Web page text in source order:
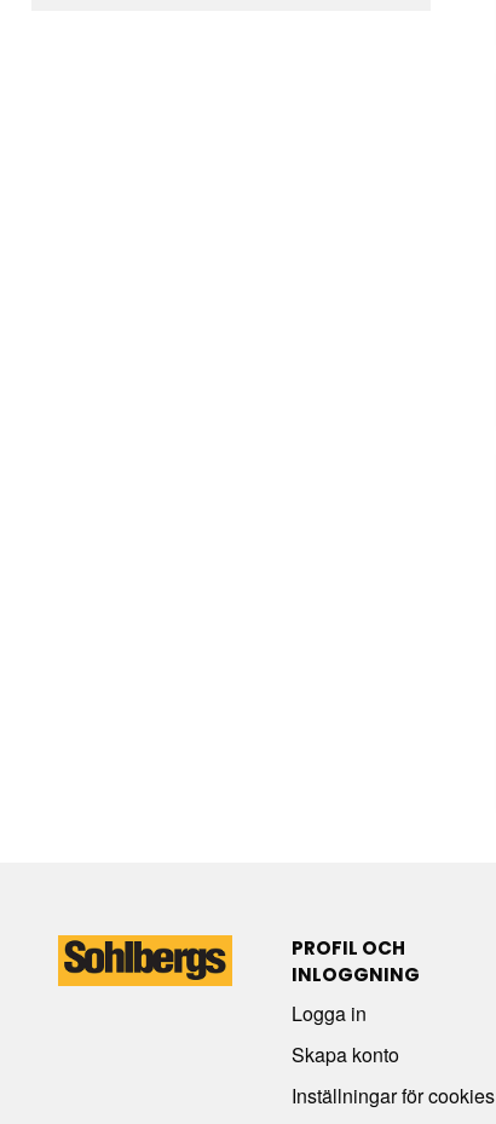
PROFIL OCH
INLOGGNING
Logga in
Skapa konto
Inställningar för cookies